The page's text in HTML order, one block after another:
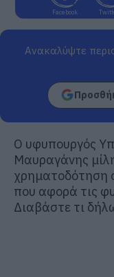
Facebook
Ανακαλύψτε
Ο υφυπουργός
Μαυραγάνης
χρηματοδότηση
που αφορά τις
Διαβάστε τι